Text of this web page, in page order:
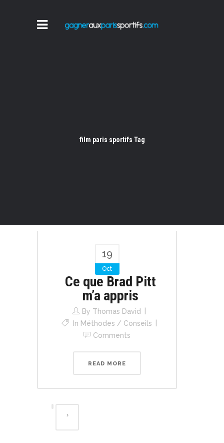
film paris sportifs Tag
19
Oct
Ce que Brad Pitt
m’a appris
By Thomas David
In Méthodes / Conseils
Comments
READ MORE